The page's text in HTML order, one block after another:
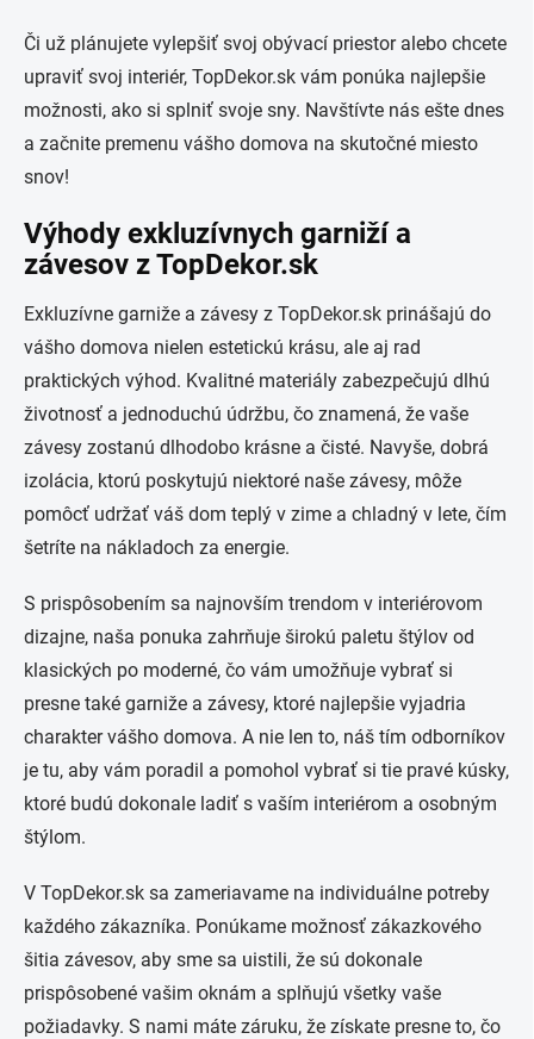
Či už plánujete vylepšiť svoj obývací priestor alebo chcete
upraviť svoj interiér, TopDekor.sk vám ponúka najlepšie
možnosti, ako si splniť svoje sny. Navštívte nás ešte dnes
a začnite premenu vášho domova na skutočné miesto
snov!
Výhody exkluzívnych garniží a
závesov z TopDekor.sk
Exkluzívne garniže a závesy z TopDekor.sk prinášajú do
vášho domova nielen estetickú krásu, ale aj rad
praktických výhod. Kvalitné materiály zabezpečujú dlhú
životnosť a jednoduchú údržbu, čo znamená, že vaše
závesy zostanú dlhodobo krásne a čisté. Navyše, dobrá
izolácia, ktorú poskytujú niektoré naše závesy, môže
pomôcť udržať váš dom teplý v zime a chladný v lete, čím
šetríte na nákladoch za energie.
S prispôsobením sa najnovším trendom v interiérovom
dizajne, naša ponuka zahrňuje širokú paletu štýlov od
klasických po moderné, čo vám umožňuje vybrať si
presne také garniže a závesy, ktoré najlepšie vyjadria
charakter vášho domova. A nie len to, náš tím odborníkov
je tu, aby vám poradil a pomohol vybrať si tie pravé kúsky,
ktoré budú dokonale ladiť s vaším interiérom a osobným
štýlom.
V TopDekor.sk sa zameriavame na individuálne potreby
každého zákazníka. Ponúkame možnosť zákazkového
šitia závesov, aby sme sa uistili, že sú dokonale
prispôsobené vašim oknám a splňujú všetky vaše
požiadavky. S nami máte záruku, že získate presne to, čo